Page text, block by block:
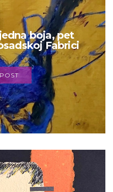
boja, pet
Fabrici